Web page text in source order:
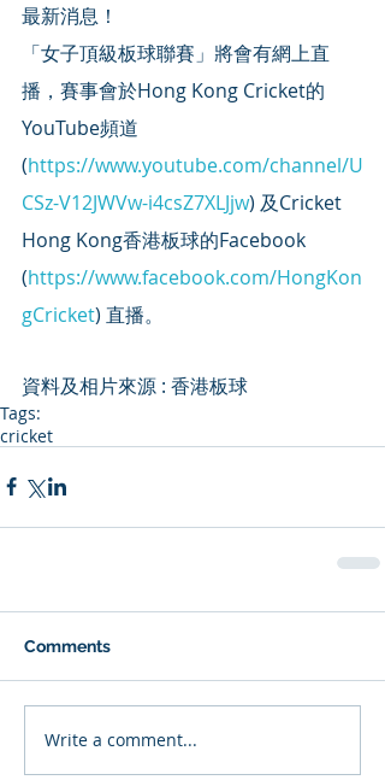
最新消息！
「女子頂級板球聯賽」將會有網上直
播，賽事會於Hong Kong Cricket的
YouTube頻道
(https://www.youtube.com/channel/U
CSz-V12JWVw-i4csZ7XLJjw) 及Cricket
Hong Kong香港板球的Facebook
(https://www.facebook.com/HongKon
gCricket) 直播。
資料及相片來源 : 香港板球
Tags:
cricket
Comments
Write a comment...